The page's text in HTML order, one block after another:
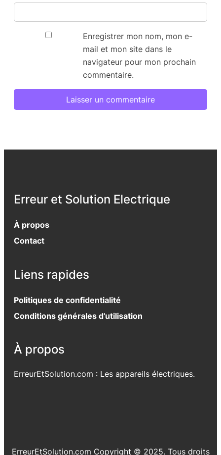
Enregistrer mon nom, mon e-
mail et mon site dans le
navigateur pour mon prochain
commentaire.
Erreur et Solution Electrique
À propos
Contact
Liens rapides
Politiques de confidentialité
Conditions générales d’utilisation
À propos
ErreurEtSolution.com : Les appareils électriques.
ErreurEtSolution.com Copyright © 2025. Tous droits